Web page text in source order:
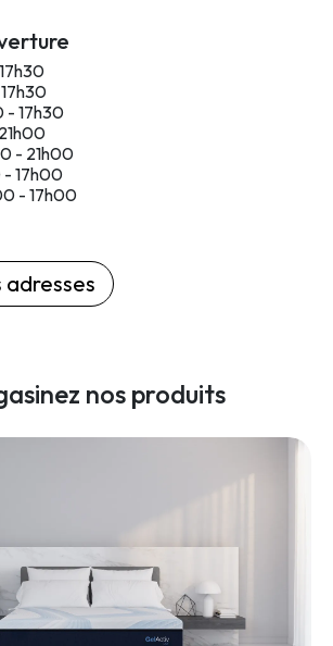
- 17h30
- 21h00
17h00
- 17h00
adresses
nos produits